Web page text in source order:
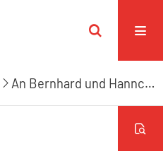
An Bernhard und Hannchen